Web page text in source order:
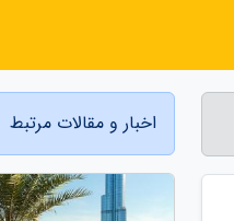
اخبار و مقالات مرتبط